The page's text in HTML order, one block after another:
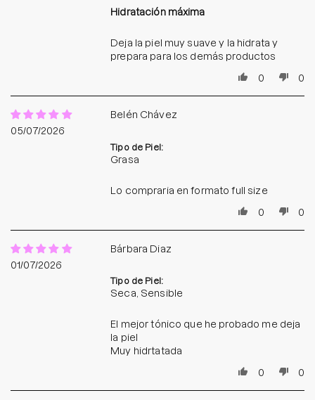
Hidratación máxima
Deja la piel muy suave y la hidrata y
prepara para los demás productos
0
0
05/07/2026
Belén Chávez
Tipo de Piel:
Grasa
Lo compraria en formato full size
0
0
01/07/2026
Bárbara Diaz
Tipo de Piel:
Seca, Sensible
El mejor tónico que he probado me deja
la piel
Muy hidrtatada
0
0